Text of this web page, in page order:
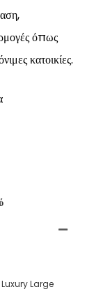
όπως
κατοικίες.
Luxury Large